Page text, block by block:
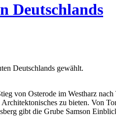
Deutschlands
Deutschlands gewählt.
von Osterode im Westharz
zu bieten. Von
gibt die Grube Samson